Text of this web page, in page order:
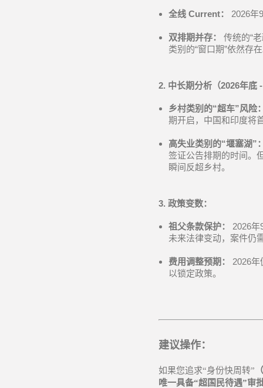
全线 Current： 2026年9
双排期并存： 传统的“
类别的“窗口期”依然存
2. 中长期分析（2026年底
乡村类别的“超车”风险
期开启，中国和印度将
高失业类别的“堰塞湖”
签证公告排期的时间。
瞬间反超乡村。
3. 政策变数：
祖父条款保护： 2026年
未来法律变动，案件仍
费用调整预期： 2026年
以锁定政策。
建议操作：
如果您追求“身份快周转”
唯一具备“超国民待遇”审